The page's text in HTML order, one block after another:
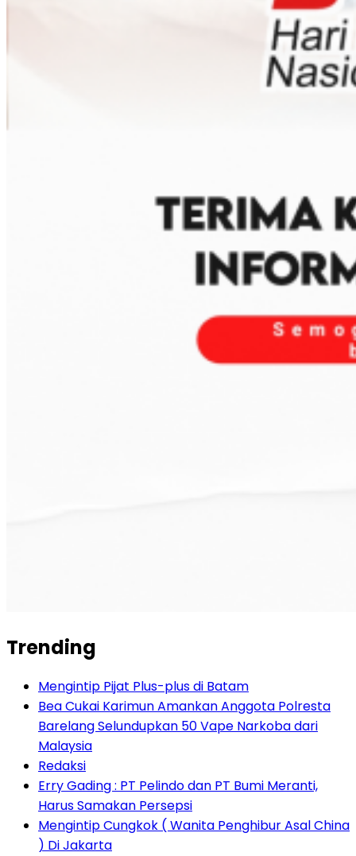
Trending
Mengintip Pijat Plus-plus di Batam
Bea Cukai Karimun Amankan Anggota Polresta
Barelang Selundupkan 50 Vape Narkoba dari
Malaysia
Redaksi
Erry Gading : PT Pelindo dan PT Bumi Meranti,
Harus Samakan Persepsi
Mengintip Cungkok ( Wanita Penghibur Asal China
) Di Jakarta